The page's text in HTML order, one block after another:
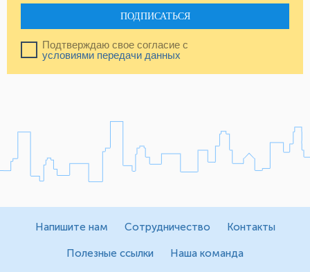
ПОДПИСАТЬСЯ
Подтверждаю свое согласие с
условиями передачи данных
Напишите нам Сотрудничество Контакты
Полезные ссылки Наша команда